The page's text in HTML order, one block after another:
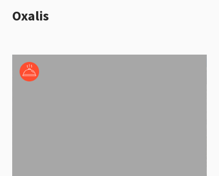
Oxalis